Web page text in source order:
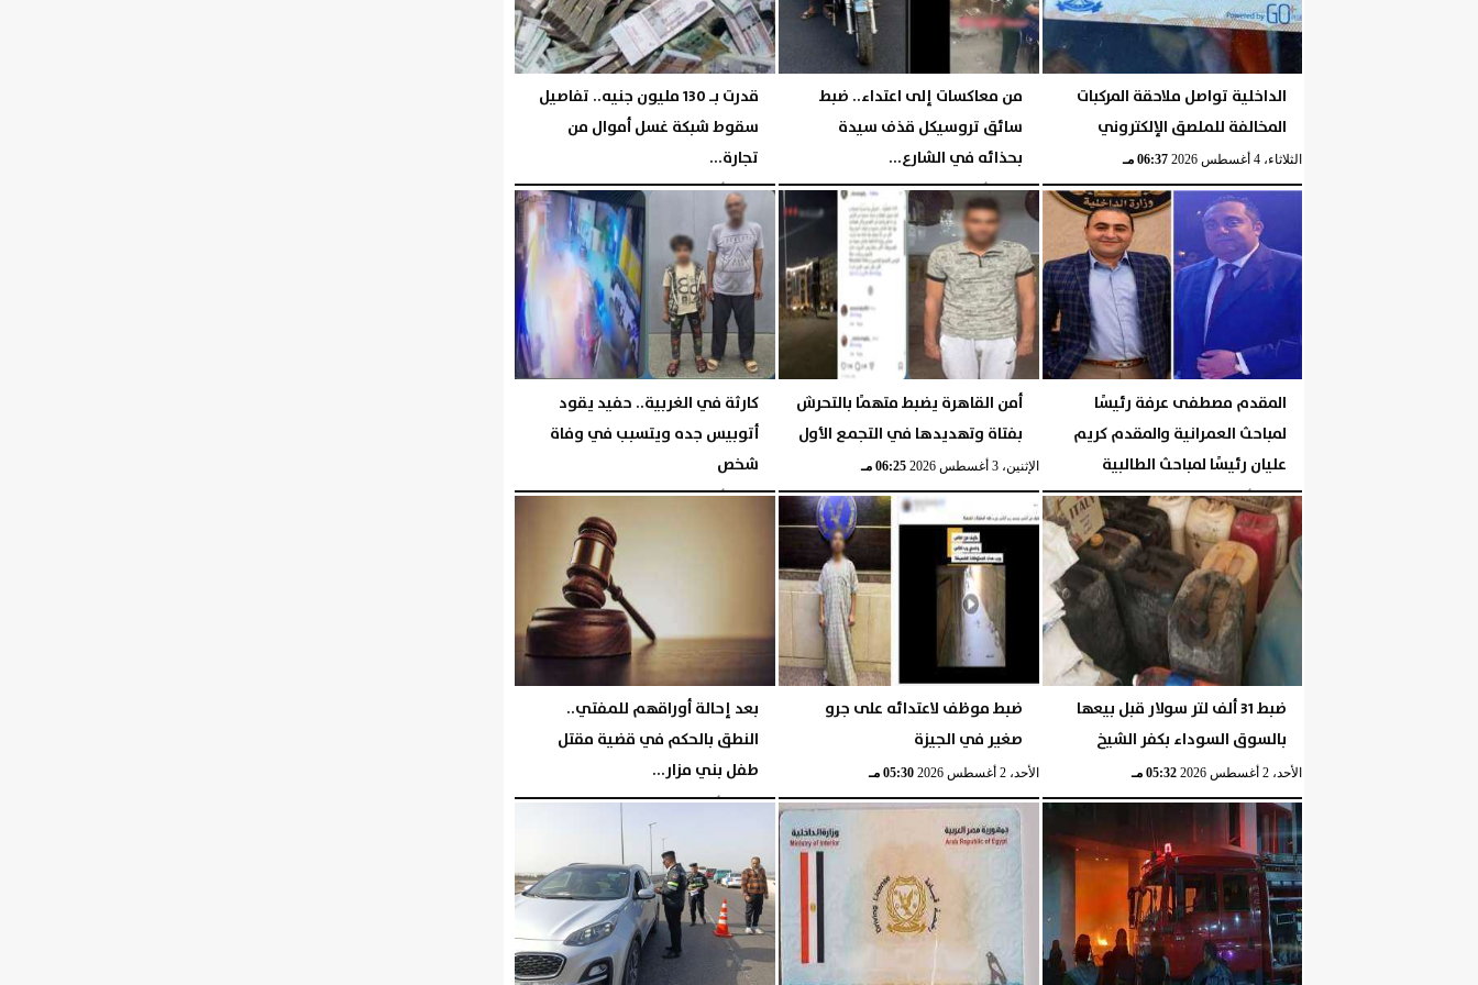
الداخلية تواصل ملاحقة المركبات
المخالفة للملصق الإلكتروني
الثلاثاء، 4 أغسطس 2026 06:37 مـ
من معاكسات إلى اعتداء.. ضبط
سائق تروسيكل قذف سيدة
بحذائه في الشارع...
الثلاثاء، 4 أغسطس 2026 06:36 مـ
قدرت بـ 130 مليون جنيه.. تفاصيل
سقوط شبكة غسل أموال من
تجارة...
الإثنين، 3 أغسطس 2026 06:39 مـ
المقدم مصطفى عرفة رئيسًا
لمباحث العمرانية والمقدم كريم
عليان رئيسًا لمباحث الطالبية
الإثنين، 3 أغسطس 2026 06:27 مـ
أمن القاهرة يضبط متهمًا بالتحرش
بفتاة وتهديدها في التجمع الأول
الإثنين، 3 أغسطس 2026 06:25 مـ
كارثة في الغربية.. حفيد يقود
أتوبيس جده ويتسبب في وفاة
شخص
الإثنين، 3 أغسطس 2026 06:24 مـ
ضبط 31 ألف لتر سولار قبل بيعها
بالسوق السوداء بكفر الشيخ
الأحد، 2 أغسطس 2026 05:32 مـ
ضبط موظف لاعتدائه على جرو
صغير في الجيزة
الأحد، 2 أغسطس 2026 05:30 مـ
بعد إحالة أوراقهم للمفتي..
النطق بالحكم في قضية مقتل
طفل بني مزار...
السبت، 1 أغسطس 2026 06:16 مـ